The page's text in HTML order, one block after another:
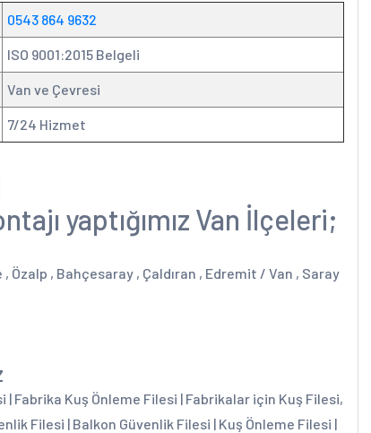
0543 864 9632
ISO 9001:2015 Belgeli
Van ve Çevresi
7/24 Hizmet
yaptığımız Van İlçeleri;
Özalp , Bahçesaray , Çaldıran , Edremit / Van , Saray
Fabrika Kuş Önleme Filesi | Fabrikalar için Kuş Filesi,
Filesi | Balkon Güvenlik Filesi | Kuş Önleme Filesi |